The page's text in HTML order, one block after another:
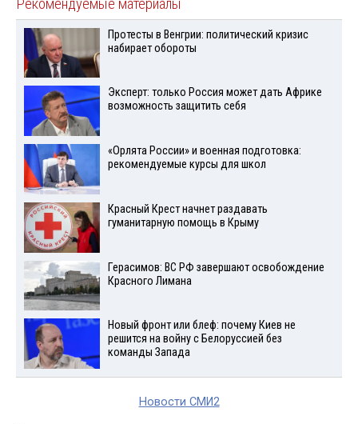
Рекомендуемые материалы
Протесты в Венгрии: политический кризис
набирает обороты
Эксперт: только Россия может дать Африке
возможность защитить себя
«Орлята России» и военная подготовка:
рекомендуемые курсы для школ
Красный Крест начнет раздавать
гуманитарную помощь в Крыму
Герасимов: ВС РФ завершают освобождение
Красного Лимана
Новый фронт или блеф: почему Киев не
решится на войну с Белоруссией без
команды Запада
Новости СМИ2